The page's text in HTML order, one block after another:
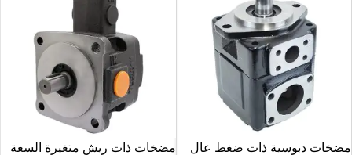
مضخات دبوسية ذات ضغط عالٍ
مضخات ذات ريش متغيرة السعة